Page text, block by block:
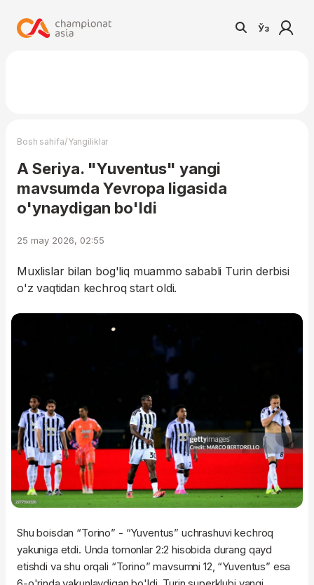
Ўз
Bosh sahifa/Yangiliklar
A Seriya. "Yuventus" yangi
mavsumda Yevropa ligasida
o'ynaydigan bo'ldi
25 may 2026, 02:55
Muxlislar bilan bog'liq muammo sababli Turin derbisi
o'z vaqtidan kechroq start oldi.
Shu boisdan “Torino” - “Yuventus” uchrashuvi kechroq
yakuniga etdi. Unda tomonlar 2:2 hisobida durang qayd
etishdi va shu orqali “Torino” mavsumni 12, “Yuventus” esa